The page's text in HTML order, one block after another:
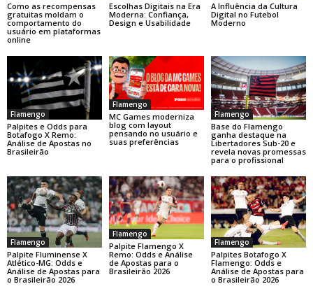
Como as recompensas
gratuitas moldam o
comportamento do
usuário em plataformas
online
Escolhas Digitais na Era
Moderna: Confiança,
Design e Usabilidade
A Influência da Cultura
Digital no Futebol
Moderno
Flamengo
Palpites e Odds para
Botafogo X Remo:
Análise de Apostas no
Brasileirão
Flamengo
MC Games moderniza
blog com layout
pensando no usuário e
suas preferências
Flamengo
Base do Flamengo
ganha destaque na
Libertadores Sub-20 e
revela novas promessas
para o profissional
Flamengo
Palpite Fluminense X
Atlético-MG: Odds e
Análise de Apostas para
o Brasileirão 2026
Flamengo
Palpite Flamengo X
Remo: Odds e Análise
de Apostas para o
Brasileirão 2026
Flamengo
Palpites Botafogo X
Flamengo: Odds e
Análise de Apostas para
o Brasileirão 2026